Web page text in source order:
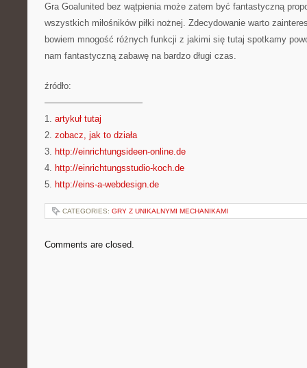
Gra Goalunited bez wątpienia może zatem być fantastyczną
wszystkich miłośników piłki nożnej. Zdecydowanie warto
bowiem mnogość różnych funkcji z jakimi się tutaj spotkamy
nam fantastyczną zabawę na bardzo długi czas.
źródło:
———————————
1. artykuł tutaj
2. zobacz, jak to działa
3. http://einrichtungsideen-online.de
4. http://einrichtungsstudio-koch.de
5. http://eins-a-webdesign.de
CATEGORIES: GRY Z UNIKALNYMI MECHANIKAMI
Comments are closed.